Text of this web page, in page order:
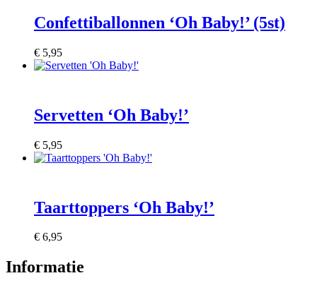
Confettiballonnen ‘Oh Baby!’ (5st)
€ 5,95
Servetten ‘Oh Baby!’
€ 5,95
Taarttoppers ‘Oh Baby!’
€ 6,95
Informatie